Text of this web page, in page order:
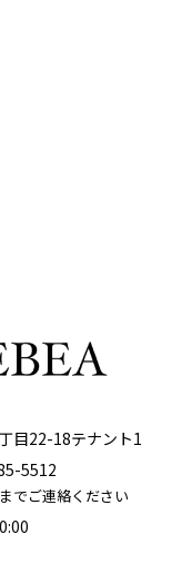
目22-18テナント1
5512
でご連絡ください